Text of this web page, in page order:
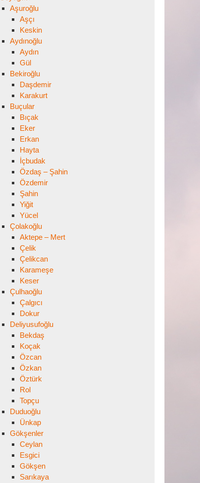
Aşuroğlu
Aşçı
Keskin
Aydınoğlu
Aydın
Gül
Bekiroğlu
Daşdemir
Karakurt
Buçular
Bıçak
Eker
Erkan
Hayta
İçbudak
Özdaş – Şahin
Özdemir
Şahin
Yiğit
Yücel
Çolakoğlu
Aktepe – Mert
Çelik
Çelikcan
Karameşe
Keser
Çulhaoğlu
Çalgıcı
Dokur
Deliyusufoğlu
Bekdaş
Koçak
Özcan
Özkan
Öztürk
Rol
Topçu
Duduoğlu
Ünkap
Gökşenler
Ceylan
Esgici
Gökşen
Sarıkaya